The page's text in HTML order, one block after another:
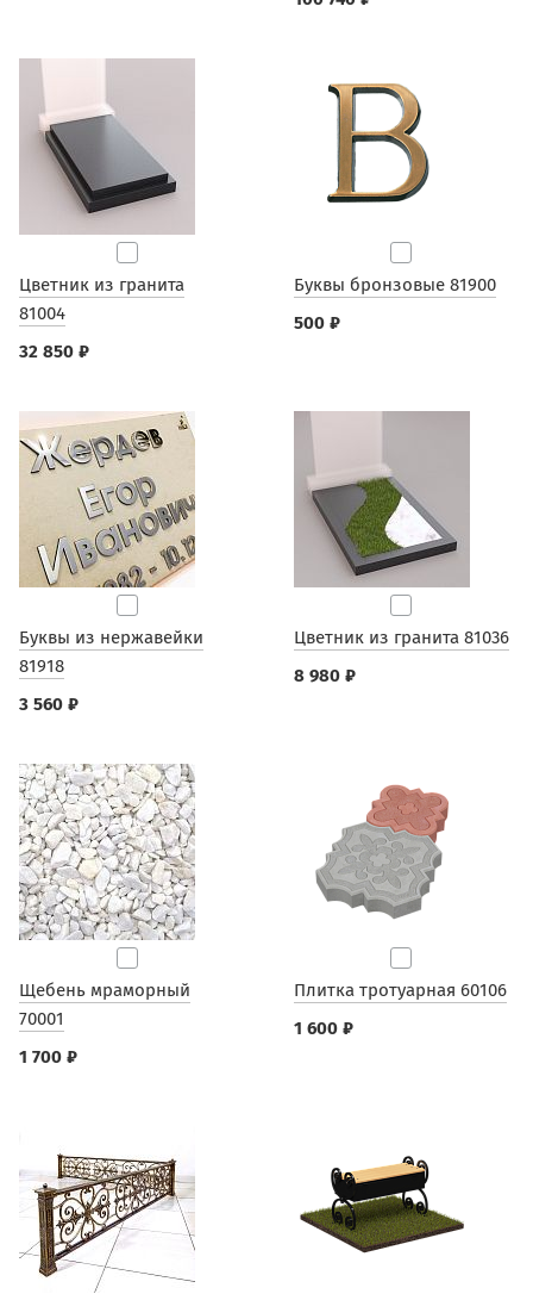
Цветник из гранита
81004
32 850 ₽
Буквы бронзовые 81900
500 ₽
Буквы из нержавейки
81918
3 560 ₽
Цветник из гранита 81036
8 980 ₽
Щебень мраморный
70001
1 700 ₽
Плитка тротуарная 60106
1 600 ₽